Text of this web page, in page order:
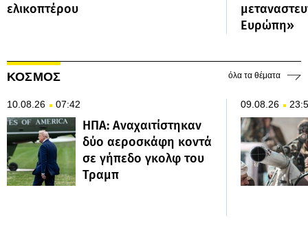
ελικοπτέρου
Ευρώπη»
ΚΟΣΜΟΣ όλα τα θέματα
10.08.26 07:42
ΗΠΑ: Αναχαιτίστηκαν
δύο αεροσκάφη κοντά
σε γήπεδο γκολφ του
Τραμπ
09.08.26